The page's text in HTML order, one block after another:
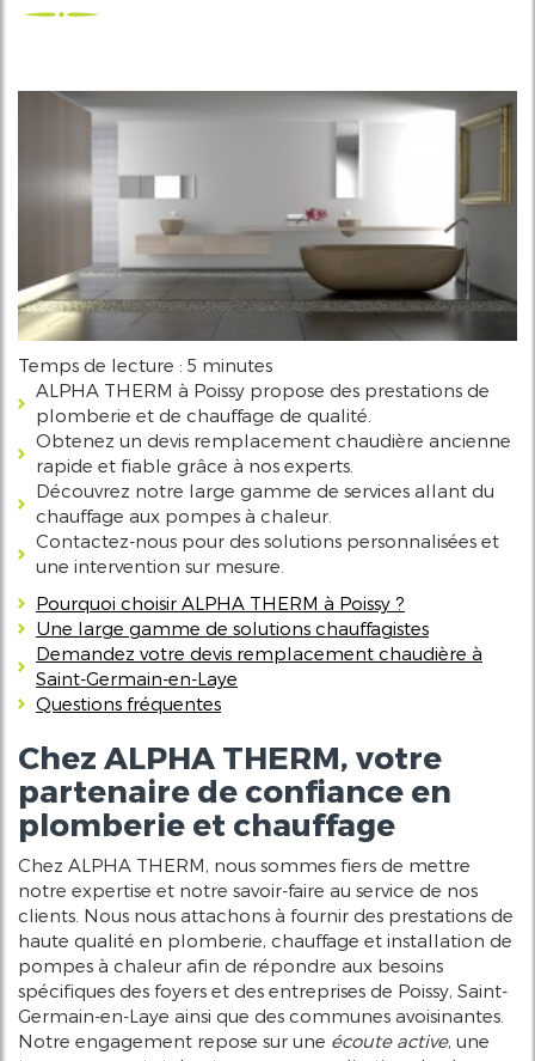
Temps de lecture : 5 minutes
ALPHA THERM à Poissy propose des prestations de
plomberie et de chauffage de qualité.
Obtenez un devis remplacement chaudière ancienne
rapide et fiable grâce à nos experts.
Découvrez notre large gamme de services allant du
chauffage aux pompes à chaleur.
Contactez-nous pour des solutions personnalisées et
une intervention sur mesure.
Pourquoi choisir ALPHA THERM à Poissy ?
Une large gamme de solutions chauffagistes
Demandez votre devis remplacement chaudière à
Saint-Germain-en-Laye
Questions fréquentes
Chez ALPHA THERM, votre
partenaire de confiance en
plomberie et chauffage
Chez ALPHA THERM, nous sommes fiers de mettre
notre expertise et notre savoir-faire au service de nos
clients. Nous nous attachons à fournir des prestations de
haute qualité en plomberie, chauffage et installation de
pompes à chaleur afin de répondre aux besoins
spécifiques des foyers et des entreprises de Poissy, Saint-
Germain-en-Laye ainsi que des communes avoisinantes.
Notre engagement repose sur une écoute active, une